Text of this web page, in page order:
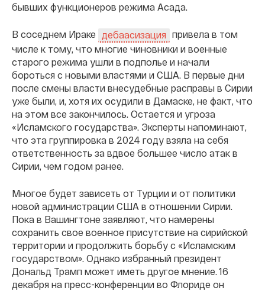
бывших функционеров режима Асада.
В соседнем Ираке дебаасизация привела в том
числе к тому, что многие чиновники и военные
старого режима ушли в подполье и начали
бороться с новыми властями и США. В первые дни
после смены власти внесудебные расправы в Сирии
уже были, и, хотя их осудили в Дамаске, не факт, что
на этом все закончилось. Остается и угроза
«Исламского государства». Эксперты напоминают,
что эта группировка в 2024 году взяла на себя
ответственность за вдвое большее число атак в
Сирии, чем годом ранее.
Многое будет зависеть от Турции и от политики
новой администрации США в отношении Сирии.
Пока в Вашингтоне заявляют, что намерены
сохранить свое военное присутствие на сирийской
территории и продолжить борьбу с «Исламским
государством». Однако избранный президент
Дональд Трамп может иметь другое мнение. 16
декабря на пресс-конференции во Флориде он